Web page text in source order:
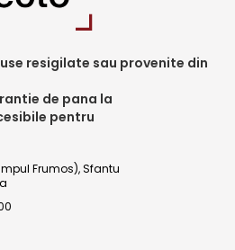
resigilate sau provenite din
de pana la
pentru
Frumos), Sfantu